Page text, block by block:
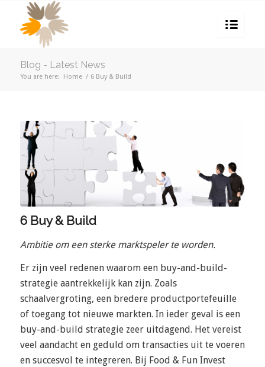
Blog - Latest News
You are here: Home / 6 Buy & Build
6 Buy & Build
Ambitie om een sterke marktspeler te worden.
Er zijn veel redenen waarom een buy-and-build-
strategie aantrekkelijk kan zijn. Zoals
schaalvergroting, een bredere productportefeuille
of toegang tot nieuwe markten. In ieder geval is een
buy-and-build strategie zeer uitdagend. Het vereist
veel aandacht en geduld om transacties uit te voeren
en succesvol te integreren. Bij Food & Fun Invest